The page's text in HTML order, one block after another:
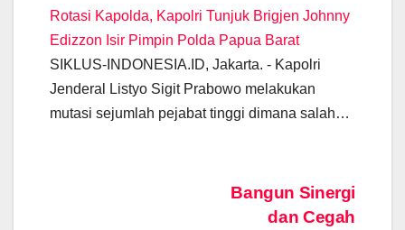
Rotasi Kapolda, Kapolri Tunjuk Brigjen Johnny
Edizzon Isir Pimpin Polda Papua Barat
SIKLUS-INDONESIA.ID, Jakarta. - Kapolri
Jenderal Listyo Sigit Prabowo melakukan
mutasi sejumlah pejabat tinggi dimana salah…
Bangun Sinergi
dan Cegah